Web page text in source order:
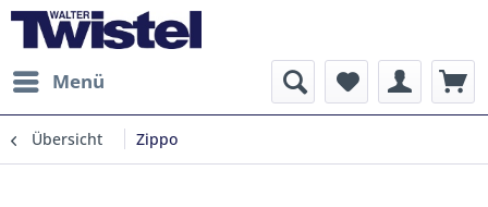
Menü
Übersicht Zippo